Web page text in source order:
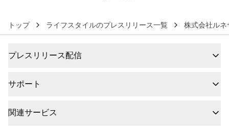
トップ ライフスタイルのプレスリリース一覧 株式会社ルネ
プレスリリース配信
サポート
関連サービス